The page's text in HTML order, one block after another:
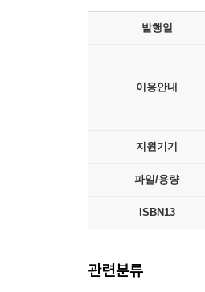
발행일
이용안내
지원기기
파일/용량
ISBN13
관련분류